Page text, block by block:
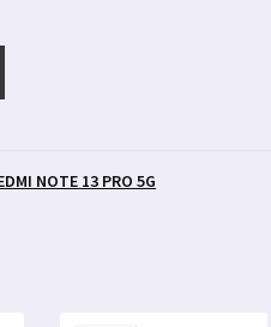
NOTE 13 PRO 5G